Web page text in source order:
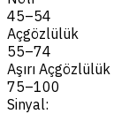
45–54
Açgözlülük
55–74
Aşırı Açgözlülük
75–100
Sinyal: